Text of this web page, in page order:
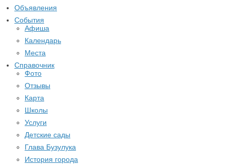
Объявления
События
Афиша
Календарь
Места
Справочник
Фото
Отзывы
Карта
Школы
Услуги
Детские сады
Глава Бузулука
История города